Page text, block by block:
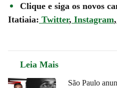
Clique e siga os novos
Itatiaia: Twitter, Instagram,
Leia Mais
São Paulo